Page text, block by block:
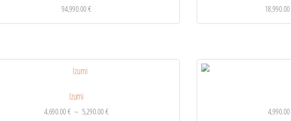
94,990.00€ 18,990.00
Izumi
4,690.00€ – 5,290.00€ 4,990.00